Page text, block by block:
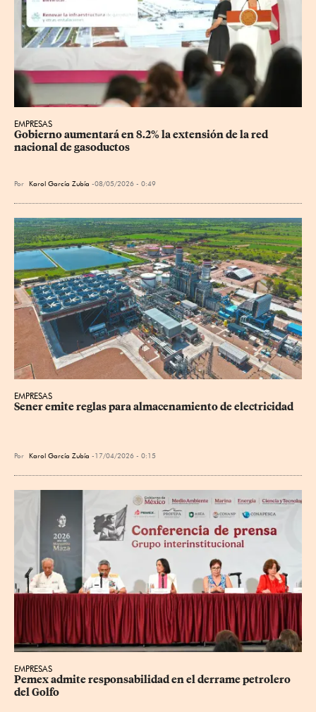
EMPRESAS
Gobierno aumentará en 8.2% la extensión de la red
nacional de gasoductos
Por Karol García Zubía 08/05/2026 - 0:49
EMPRESAS
Sener emite reglas para almacenamiento de electricidad
Por Karol García Zubía 17/04/2026 - 0:15
EMPRESAS
Pemex admite responsabilidad en el derrame petrolero
del Golfo